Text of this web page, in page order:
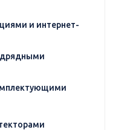
и интернет-